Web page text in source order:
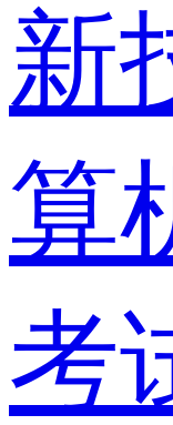
新
算
考